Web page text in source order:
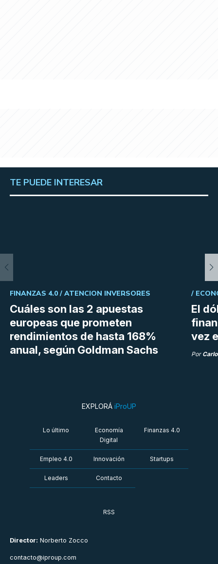
TE PUEDE INTERESAR
Cuáles son las 2 apuestas
europeas que prometen
rendimientos de hasta 168%
anual, según Goldman Sachs
FINANZAS 4.0 / ATENCION INVERSORES
El
vez
/
Por
Director: Norberto Zocco
contacto@iproup.com
EXPLORÁ iProUP
Lo último
Economía
Digital
Finanzas 4.0
Empleo 4.0 Innovación Startups
Leaders Contacto
RSS